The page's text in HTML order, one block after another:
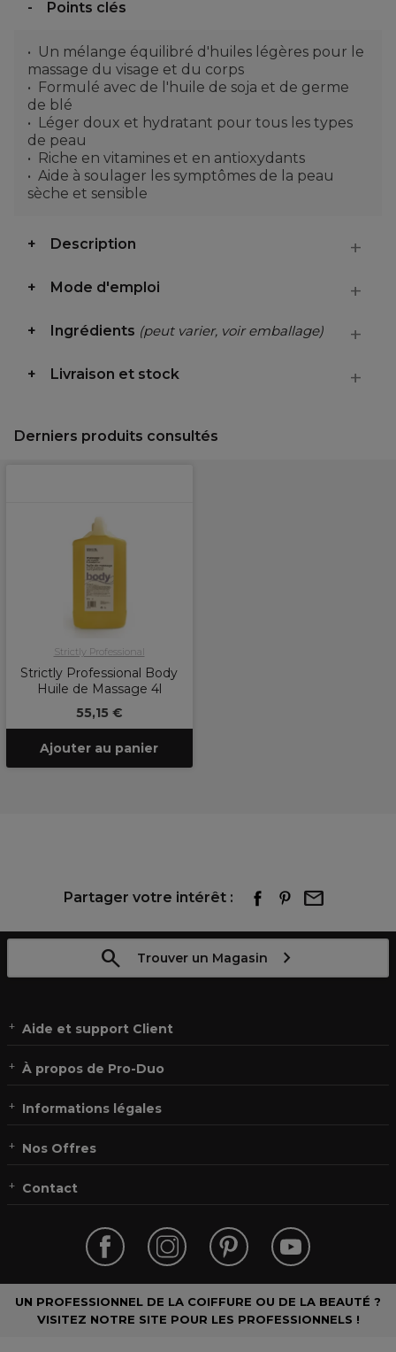
Points clés
Un mélange équilibré d'huiles légères pour le
massage du visage et du corps
Formulé avec de l'huile de soja et de germe
de blé
Léger doux et hydratant pour tous les types
de peau
Riche en vitamines et en antioxydants
Aide à soulager les symptômes de la peau
sèche et sensible
Description
Mode d'emploi
Ingrédients (peut varier, voir emballage)
Livraison et stock
Derniers produits consultés
Strictly Professional
Strictly Professional Body
Huile de Massage 4l
55,15 €
Ajouter au panier
Partager votre intérêt :
Trouver un Magasin
Aide et support Client
À propos de Pro-Duo
Informations légales
Nos Offres
Contact
UN PROFESSIONNEL DE LA COIFFURE OU DE LA BEAUTÉ ?
VISITEZ NOTRE SITE POUR LES PROFESSIONNELS !